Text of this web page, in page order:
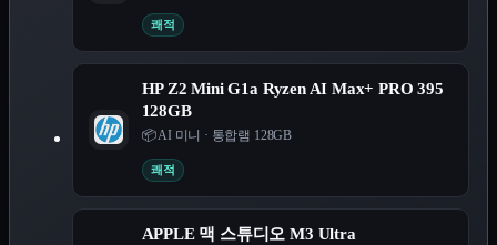
쾌적
HP Z2 Mini G1a Ryzen AI Max+ PRO 395
128GB
📦 AI 미니 · 통합램 128GB
쾌적
APPLE 맥 스튜디오 M3 Ultra